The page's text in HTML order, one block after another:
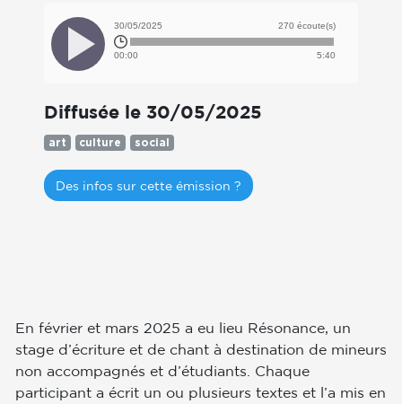
30/05/2025 270 écoute(s)
00:00 5:40
Diffusée le 30/05/2025
art culture social
Des infos sur cette émission ?
En février et mars 2025 a eu lieu Résonance, un
stage d’écriture et de chant à destination de mineurs
non accompagnés et d’étudiants. Chaque
participant a écrit un ou plusieurs textes et l’a mis en